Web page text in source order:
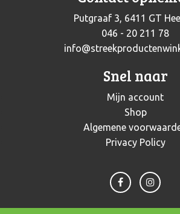
Putgraaf 3, 6411 GT
046 - 20 211 78
Snel naar
Mijn account
Shop
Algemene
Privacy Policy